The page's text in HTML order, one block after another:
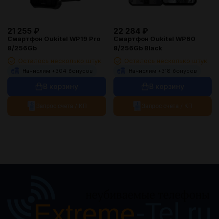
21 255 ₽
Смартфон Oukitel WP19 Pro
8/256Gb
Осталось несколько штук
Начислим + 304 бонусов
22 284 ₽
Смартфон Oukitel WP60
8/256Gb Black
Осталось несколько штук
Начислим + 318 бонусов